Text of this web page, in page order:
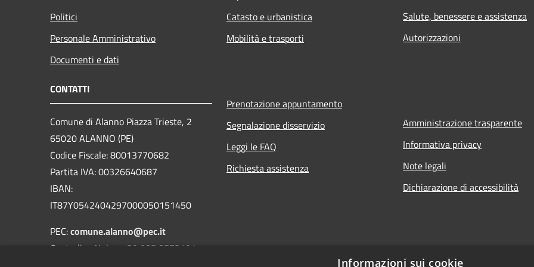
Politici
Personale Amministrativo
Documenti e dati
Catasto e urbanistica
Mobilità e trasporti
Salute, benessere e assistenza
Autorizzazioni
CONTATTI
Comune di Alanno Piazza Trieste, 2
65020 ALANNO (PE)
Codice Fiscale: 80013770682
Partita IVA: 00326640687
IBAN:
IT87Y0542404297000050151450
PEC:comune.alanno@pec.it
Centralino Unico: +39 085 8573101
Prenotazione appuntamento
Segnalazione disservizio
Leggi le FAQ
Richiesta assistenza
Amministrazione trasparente
Informativa privacy
Note legali
Dichiarazione di accessibilità
Informazioni sui cookie